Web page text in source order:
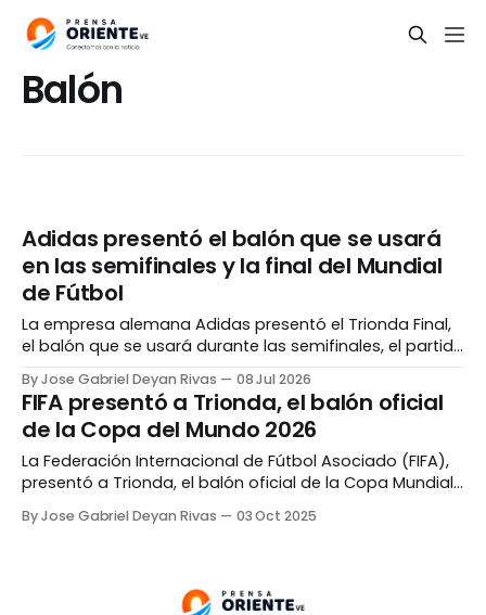
Balón
Adidas presentó el balón que se usará
en las semifinales y la final del Mundial
de Fútbol
La empresa alemana Adidas presentó el Trionda Final,
el balón que se usará durante las semifinales, el partido
Mundial de Fútbol. De acuerdo a la marca, el esférico
rinde homenaje a las ciudades de Dallas, Atlanta, Miami
y Nueva
By Jose Gabriel Deyan Rivas 08 Jul 2026
FIFA presentó a Trionda, el balón oficial
de la Copa del Mundo 2026
La Federación Internacional de Fútbol Asociado (FIFA),
presentó a Trionda, el balón oficial de la Copa Mundial
México. El anuncio fue presentado mediante un video
By Jose Gabriel Deyan Rivas 03 Oct 2025